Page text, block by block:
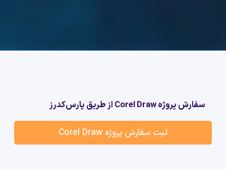
سفارش پروژه Corel Draw از طریق پارس‌کدرز
ثبت سفارش پروژه Corel Draw